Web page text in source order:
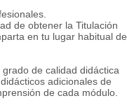
de obtener la Titulación
en tu lugar habitual de
de calidad didáctica
adicionales de
de cada módulo.